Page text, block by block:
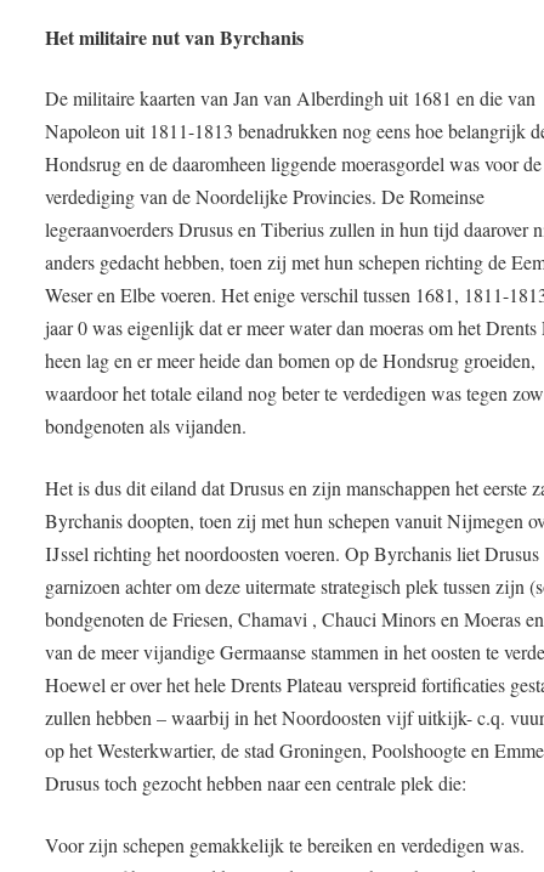
Het militaire nut van Byrchanis
De militaire kaarten van Jan van Alberdingh uit 1681 en die van
Napoleon uit 1811-1813 benadrukken nog eens hoe belangrijk
Hondsrug en de daaromheen liggende moerasgordel was voor de
verdediging van de Noordelijke Provincies. De Romeinse
legeraanvoerders Drusus en Tiberius zullen in hun tijd daarover
anders gedacht hebben, toen zij met hun schepen richting de
Weser en Elbe voeren. Het enige verschil tussen 1681, 1811-
jaar 0 was eigenlijk dat er meer water dan moeras om het Drents
heen lag en er meer heide dan bomen op de Hondsrug groeiden,
waardoor het totale eiland nog beter te verdedigen was tegen
bondgenoten als vijanden.
Het is dus dit eiland dat Drusus en zijn manschappen het eerste
Byrchanis doopten, toen zij met hun schepen vanuit Nijmegen
IJssel richting het noordoosten voeren. Op Byrchanis liet Drusus
garnizoen achter om deze uitermate strategisch plek tussen zijn
bondgenoten de Friesen, Chamavi , Chauci Minors en Moeras
van de meer vijandige Germaanse stammen in het oosten te
Hoewel er over het hele Drents Plateau verspreid fortificaties
zullen hebben – waarbij in het Noordoosten vijf uitkijk- c.q.
op het Westerkwartier, de stad Groningen, Poolshoogte en
Drusus toch gezocht hebben naar een centrale plek die:
Voor zijn schepen gemakkelijk te bereiken en verdedigen was.